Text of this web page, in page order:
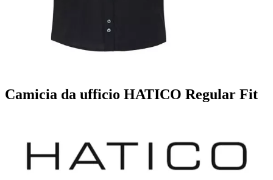
Camicia da ufficio HATICO Regular Fit